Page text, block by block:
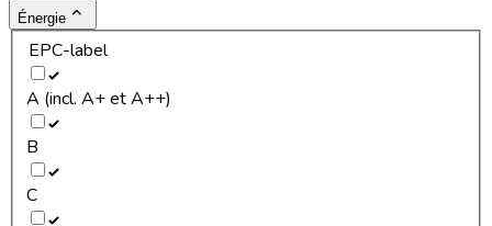
Énergie
EPC-label
A (incl. A+ et A++)
B
C